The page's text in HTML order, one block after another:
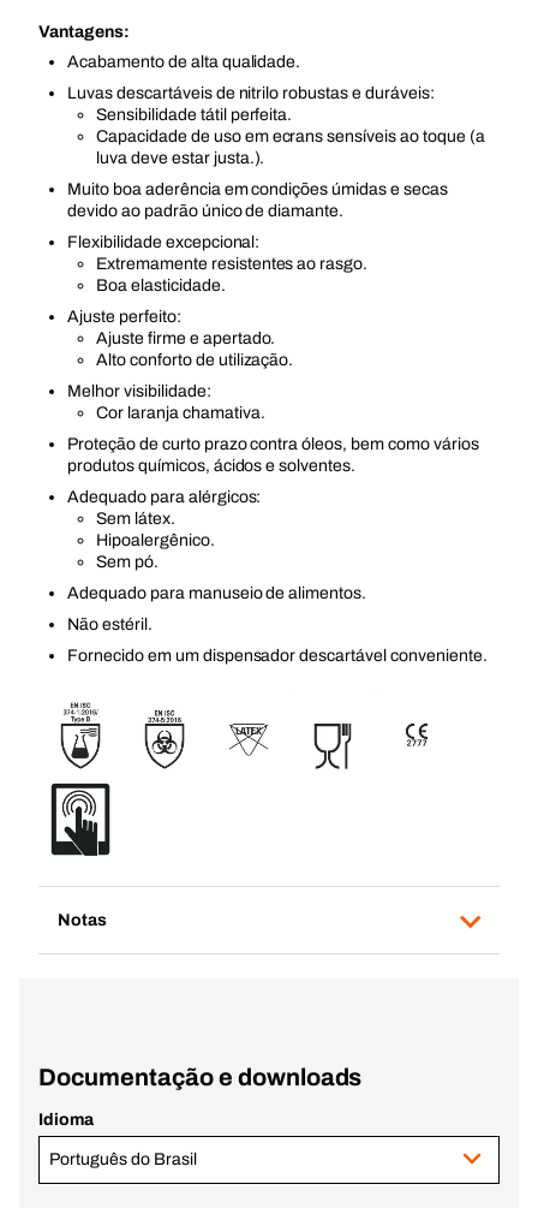
Vantagens:
Acabamento de alta qualidade.
Luvas descartáveis de nitrilo robustas e duráveis:
Sensibilidade tátil perfeita.
Capacidade de uso em ecrans sensíveis ao toque (a
luva deve estar justa.).
Muito boa aderência em condições úmidas e secas
devido ao padrão único de diamante.
Flexibilidade excepcional:
Extremamente resistentes ao rasgo.
Boa elasticidade.
Ajuste perfeito:
Ajuste firme e apertado.
Alto conforto de utilização.
Melhor visibilidade:
Cor laranja chamativa.
Proteção de curto prazo contra óleos, bem como vários
produtos químicos, ácidos e solventes.
Adequado para alérgicos:
Sem látex.
Hipoalergênico.
Sem pó.
Adequado para manuseio de alimentos.
Não estéril.
Fornecido em um dispensador descartável conveniente.
Notas
Documentação e downloads
Idioma
Português do Brasil